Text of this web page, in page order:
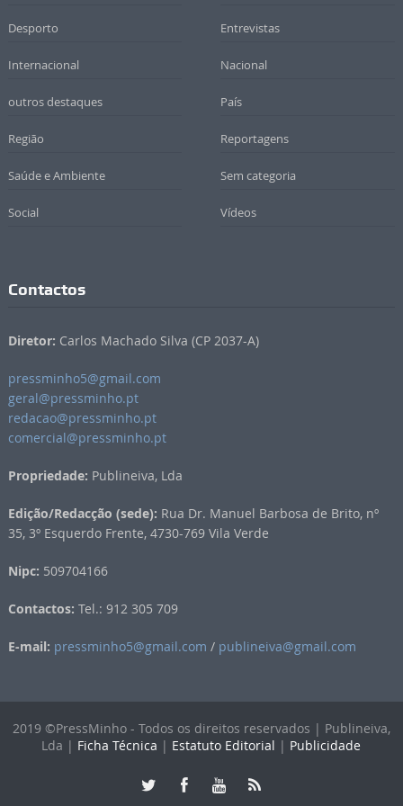
Desporto Entrevistas
Internacional Nacional
outros destaques País
Região Reportagens
Saúde e Ambiente Sem categoria
Social Vídeos
Contactos
Diretor: Carlos Machado Silva (CP 2037-A)
pressminho5@gmail.com
geral@pressminho.pt
redacao@pressminho.pt
comercial@pressminho.pt
Propriedade: Publineiva, Lda
Edição/Redacção (sede): Rua Dr. Manuel Barbosa de Brito, nº
35, 3º Esquerdo Frente, 4730-769 Vila Verde
Nipc: 509704166
Contactos: Tel.: 912 305 709
E-mail: pressminho5@gmail.com / publineiva@gmail.com
2019 ©PressMinho - Todos os direitos reservados | Publineiva,
Lda | Ficha Técnica | Estatuto Editorial | Publicidade